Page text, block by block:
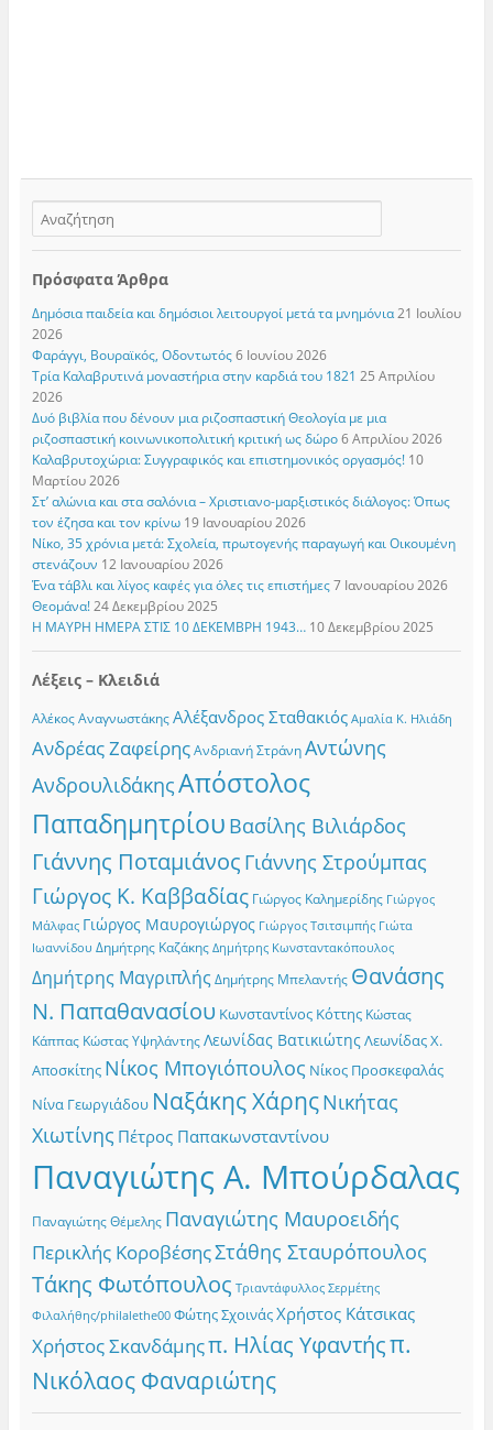
Πρόσφατα Άρθρα
Δημόσια παιδεία και δημόσιοι λειτουργοί μετά τα μνημόνια 21 Ιουλίου
2026
Φαράγγι, Βουραϊκός, Οδοντωτός 6 Ιουνίου 2026
Τρία Καλαβρυτινά μοναστήρια στην καρδιά του 1821 25 Απριλίου
2026
Δυό βιβλία που δένουν μια ριζοσπαστική Θεολογία με μια
ριζοσπαστική κοινωνικοπολιτική κριτική ως δώρο 6 Απριλίου 2026
Καλαβρυτοχώρια: Συγγραφικός και επιστημονικός οργασμός! 10
Μαρτίου 2026
Στ’ αλώνια και στα σαλόνια – Χριστιανο-μαρξιστικός διάλογος: Όπως
τον έζησα και τον κρίνω 19 Ιανουαρίου 2026
Νίκο, 35 χρόνια μετά: Σχολεία, πρωτογενής παραγωγή και Οικουμένη
στενάζουν 12 Ιανουαρίου 2026
Ένα τάβλι και λίγος καφές για όλες τις επιστήμες 7 Ιανουαρίου 2026
Θεομάνα! 24 Δεκεμβρίου 2025
Η ΜΑΥΡΗ ΗΜΕΡΑ ΣΤΙΣ 10 ΔΕΚΕΜΒΡΗ 1943… 10 Δεκεμβρίου 2025
Λέξεις – Κλειδιά
Αλέκος Αναγνωστάκης Αλέξανδρος Σταθακιός Αμαλία Κ. Ηλιάδη
Ανδρέας Ζαφείρης Ανδριανή Στράνη Αντώνης
ΑνδρουλιδάκηςΑπόστολος
Παπαδημητρίου Βασίλης Βιλιάρδος
Γιάννης Ποταμιάνος Γιάννης Στρούμπας
Γιώργος Κ. Καββαδίας Γιώργος Καλημερίδης Γιώργος
Μάλφας Γιώργος Μαυρογιώργος Γιώργος Τσιτσιμπής Γιώτα
Ιωαννίδου Δημήτρης Καζάκης Δημήτρης Κωνσταντακόπουλος
Δημήτρης Μαγριπλής Δημήτρης Μπελαντής Θανάσης
Ν. Παπαθανασίου Κωνσταντίνος Κόττης Κώστας
Κάππας Κώστας Υψηλάντης Λεωνίδας ΒατικιώτηςΛεωνίδας Χ.
Αποσκίτης Νίκος Μπογιόπουλος Νίκος Προσκεφαλάς
Νίνα Γεωργιάδου Ναξάκης ΧάρηςΝικήτας
Χιωτίνης Πέτρος Παπακωνσταντίνου
Παναγιώτης Α. Μπούρδαλας
Παναγιώτης Θέμελης Παναγιώτης Μαυροειδής
Περικλής ΚοροβέσηςΣτάθης Σταυρόπουλος
Τάκης Φωτόπουλος Τριαντάφυλλος Σερμέτης
Φιλαλήθης/philalethe00 Φώτης ΣχοινάςΧρήστος Κάτσικας
Χρήστος Σκανδάμηςπ. Ηλίας Υφαντήςπ.
Νικόλαος Φαναριώτης